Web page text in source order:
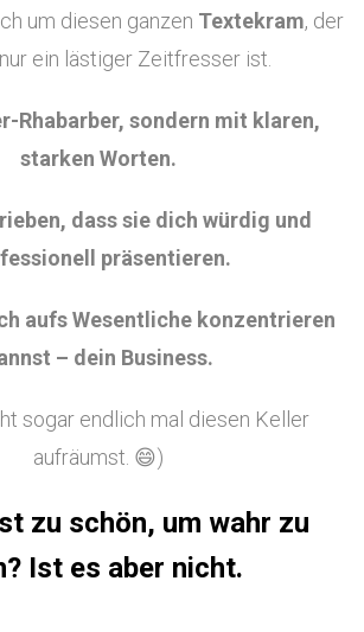
um diesen ganzen Textekram, der
ein lästiger Zeitfresser ist.
Rhabarber, sondern mit klaren,
starken Worten.
dass sie dich würdig und
präsentieren.
aufs Wesentliche konzentrieren
– dein Business.
sogar endlich mal diesen Keller
aufräumst. 😄)
zu schön, um wahr zu
Ist es aber nicht.